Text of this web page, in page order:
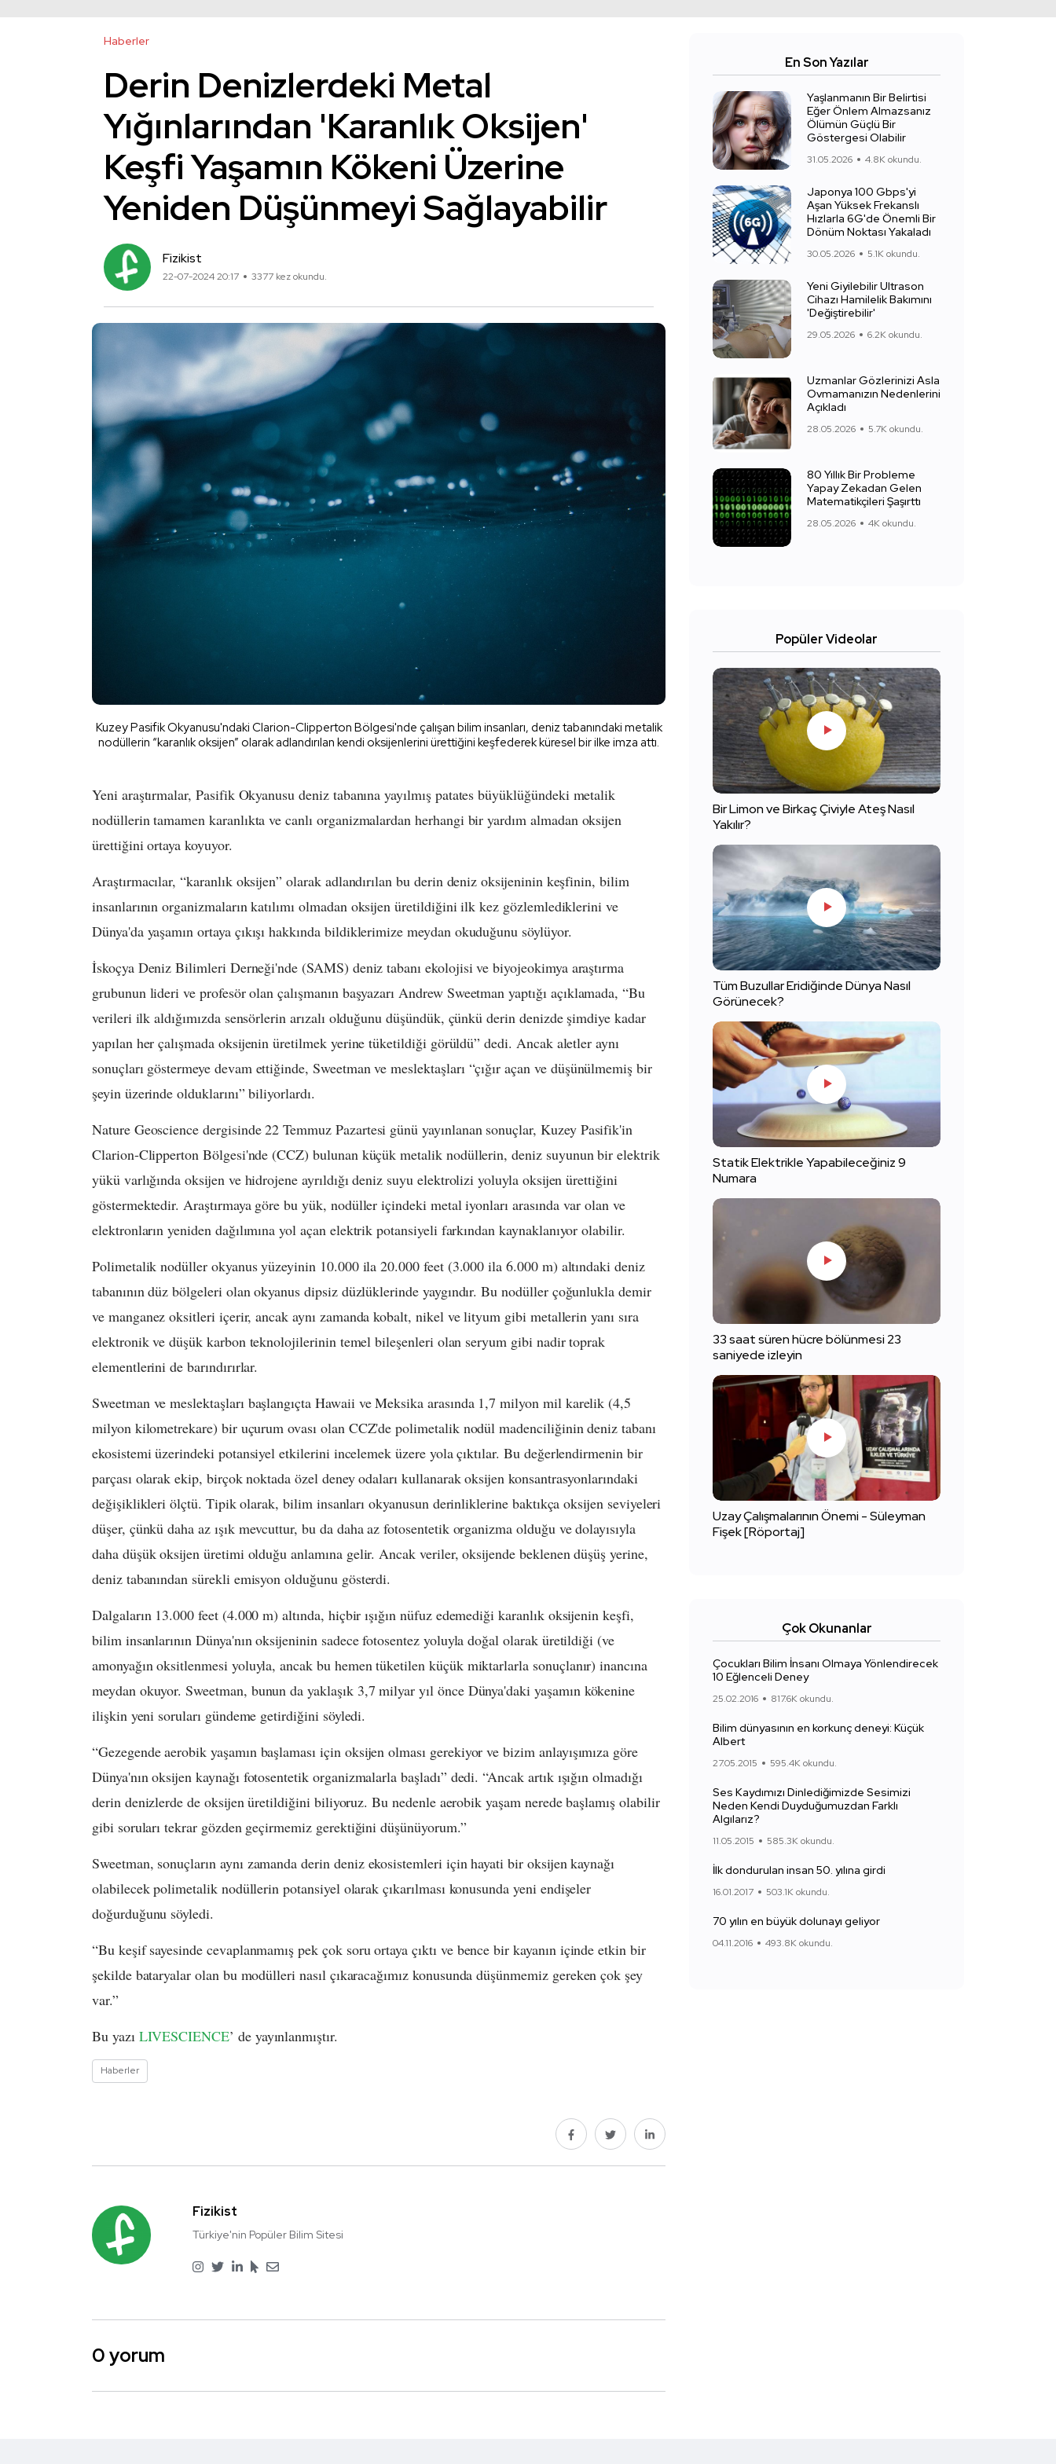
Haberler
Derin Denizlerdeki Metal
Yığınlarından 'Karanlık Oksijen'
Keşfi Yaşamın Kökeni Üzerine
Yeniden Düşünmeyi Sağlayabilir
Fizikist
22-07-2024 20:17 3377 kez okundu.
Kuzey Pasifik Okyanusu'ndaki Clarion-Clipperton Bölgesi'nde çalışan bilim insanları, deniz tabanındaki metalik
nodüllerin “karanlık oksijen” olarak adlandırılan kendi oksijenlerini ürettiğini keşfederek küresel bir ilke imza attı.
Yeni araştırmalar, Pasifik Okyanusu deniz tabanına yayılmış patates büyüklüğündeki metalik
nodüllerin tamamen karanlıkta ve canlı organizmalardan herhangi bir yardım almadan oksijen
ürettiğini ortaya koyuyor.
Araştırmacılar, “karanlık oksijen” olarak adlandırılan bu derin deniz oksijeninin keşfinin, bilim
insanlarının organizmaların katılımı olmadan oksijen üretildiğini ilk kez gözlemlediklerini ve
Dünya'da yaşamın ortaya çıkışı hakkında bildiklerimize meydan okuduğunu söylüyor.
İskoçya Deniz Bilimleri Derneği'nde (SAMS) deniz tabanı ekolojisi ve biyojeokimya araştırma
grubunun lideri ve profesör olan çalışmanın başyazarı Andrew Sweetman yaptığı açıklamada, “Bu
verileri ilk aldığımızda sensörlerin arızalı olduğunu düşündük, çünkü derin denizde şimdiye kadar
yapılan her çalışmada oksijenin üretilmek yerine tüketildiği görüldü” dedi. Ancak aletler aynı
sonuçları göstermeye devam ettiğinde, Sweetman ve meslektaşları “çığır açan ve düşünülmemiş bir
şeyin üzerinde olduklarını” biliyorlardı.
Nature Geoscience dergisinde 22 Temmuz Pazartesi günü yayınlanan sonuçlar, Kuzey Pasifik'in
Clarion-Clipperton Bölgesi'nde (CCZ) bulunan küçük metalik nodüllerin, deniz suyunun bir elektrik
yükü varlığında oksijen ve hidrojene ayrıldığı deniz suyu elektrolizi yoluyla oksijen ürettiğini
göstermektedir. Araştırmaya göre bu yük, nodüller içindeki metal iyonları arasında var olan ve
elektronların yeniden dağılımına yol açan elektrik potansiyeli farkından kaynaklanıyor olabilir.
Polimetalik nodüller okyanus yüzeyinin 10.000 ila 20.000 feet (3.000 ila 6.000 m) altındaki deniz
tabanının düz bölgeleri olan okyanus dipsiz düzlüklerinde yaygındır. Bu nodüller çoğunlukla demir
ve manganez oksitleri içerir, ancak aynı zamanda kobalt, nikel ve lityum gibi metallerin yanı sıra
elektronik ve düşük karbon teknolojilerinin temel bileşenleri olan seryum gibi nadir toprak
elementlerini de barındırırlar.
Sweetman ve meslektaşları başlangıçta Hawaii ve Meksika arasında 1,7 milyon mil karelik (4,5
milyon kilometrekare) bir uçurum ovası olan CCZ'de polimetalik nodül madenciliğinin deniz tabanı
ekosistemi üzerindeki potansiyel etkilerini incelemek üzere yola çıktılar. Bu değerlendirmenin bir
parçası olarak ekip, birçok noktada özel deney odaları kullanarak oksijen konsantrasyonlarındaki
değişiklikleri ölçtü. Tipik olarak, bilim insanları okyanusun derinliklerine baktıkça oksijen seviyeleri
düşer, çünkü daha az ışık mevcuttur, bu da daha az fotosentetik organizma olduğu ve dolayısıyla
daha düşük oksijen üretimi olduğu anlamına gelir. Ancak veriler, oksijende beklenen düşüş yerine,
deniz tabanından sürekli emisyon olduğunu gösterdi.
Dalgaların 13.000 feet (4.000 m) altında, hiçbir ışığın nüfuz edemediği karanlık oksijenin keşfi,
bilim insanlarının Dünya'nın oksijeninin sadece fotosentez yoluyla doğal olarak üretildiği (ve
amonyağın oksitlenmesi yoluyla, ancak bu hemen tüketilen küçük miktarlarla sonuçlanır) inancına
meydan okuyor. Sweetman, bunun da yaklaşık 3,7 milyar yıl önce Dünya'daki yaşamın kökenine
ilişkin yeni soruları gündeme getirdiğini söyledi.
“Gezegende aerobik yaşamın başlaması için oksijen olması gerekiyor ve bizim anlayışımıza göre
Dünya'nın oksijen kaynağı fotosentetik organizmalarla başladı” dedi. “Ancak artık ışığın olmadığı
derin denizlerde de oksijen üretildiğini biliyoruz. Bu nedenle aerobik yaşam nerede başlamış olabilir
gibi soruları tekrar gözden geçirmemiz gerektiğini düşünüyorum.”
Sweetman, sonuçların aynı zamanda derin deniz ekosistemleri için hayati bir oksijen kaynağı
olabilecek polimetalik nodüllerin potansiyel olarak çıkarılması konusunda yeni endişeler
doğurduğunu söyledi.
“Bu keşif sayesinde cevaplanmamış pek çok soru ortaya çıktı ve bence bir kayanın içinde etkin bir
şekilde bataryalar olan bu modülleri nasıl çıkaracağımız konusunda düşünmemiz gereken çok şey
var.”
Bu yazı LIVESCIENCE’ de yayınlanmıştır.
Haberler
Fizikist
Türkiye'nin Popüler Bilim Sitesi
0 yorum
En Son Yazılar
Yaşlanmanın Bir Belirtisi
Eğer Önlem Almazsanız
Ölümün Güçlü Bir
Göstergesi Olabilir
31.05.2026 4.8K okundu.
Japonya 100 Gbps'yi
Aşan Yüksek Frekanslı
Hızlarla 6G'de Önemli Bir
Dönüm Noktası Yakaladı
30.05.2026 5.1K okundu.
Yeni Giyilebilir Ultrason
Cihazı Hamilelik Bakımını
'Değiştirebilir'
29.05.2026 6.2K okundu.
Uzmanlar Gözlerinizi Asla
Ovmamanızın Nedenlerini
Açıkladı
28.05.2026 5.7K okundu.
80 Yıllık Bir Probleme
Yapay Zekadan Gelen
Matematikçileri Şaşırttı
28.05.2026 4K okundu.
Popüler Videolar
Bir Limon ve Birkaç Çiviyle Ateş Nasıl
Yakılır?
Tüm Buzullar Eridiğinde Dünya Nasıl
Görünecek?
Statik Elektrikle Yapabileceğiniz 9
Numara
33 saat süren hücre bölünmesi 23
saniyede izleyin
Uzay Çalışmalarının Önemi - Süleyman
Fişek [Röportaj]
Çok Okunanlar
Çocukları Bilim İnsanı Olmaya Yönlendirecek
10 Eğlenceli Deney
25.02.2016 817.6K okundu.
Bilim dünyasının en korkunç deneyi: Küçük
Albert
27.05.2015 595.4K okundu.
Ses Kaydımızı Dinlediğimizde Sesimizi
Neden Kendi Duyduğumuzdan Farklı
Algılarız?
11.05.2015 585.3K okundu.
İlk dondurulan insan 50. yılına girdi
16.01.2017 503.1K okundu.
70 yılın en büyük dolunayı geliyor
04.11.2016 493.8K okundu.